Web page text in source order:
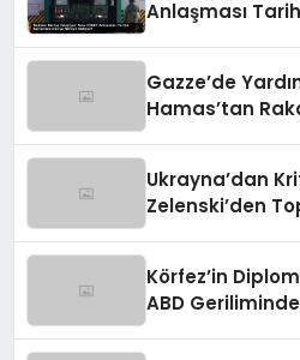
Anlaşması
Gazze’de
Hamas’tan
Ukrayna’dan
Zelenski’den
Körfez’in
ABD